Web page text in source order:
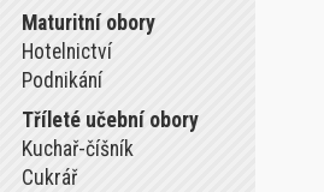
Maturitní obory
Hotelnictví
Podnikání
Tříleté učební obory
Kuchař-číšník
Cukrář